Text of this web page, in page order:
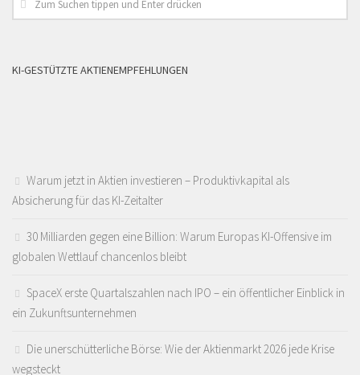
KI-GESTÜTZTE AKTIENEMPFEHLUNGEN
Warum jetzt in Aktien investieren – Produktivkapital als
Absicherung für das KI-Zeitalter
30 Milliarden gegen eine Billion: Warum Europas KI-Offensive im
globalen Wettlauf chancenlos bleibt
SpaceX erste Quartalszahlen nach IPO – ein öffentlicher Einblick in
ein Zukunftsunternehmen
Die unerschütterliche Börse: Wie der Aktienmarkt 2026 jede Krise
wegsteckt